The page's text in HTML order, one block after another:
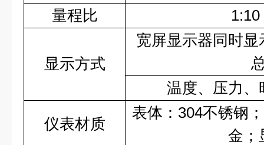
量程比
显示方式
宽屏显示器同时
温度、压力、
仪表材质
表体：304不锈钢
金；